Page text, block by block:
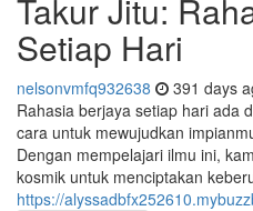
Takur Jitu:
Setiap Hari
nelsonvmfq932638 391 days
Rahasia berjaya setiap hari ada
cara untuk mewujudkan
Dengan mempelajari ilmu ini,
kosmik untuk menciptakan
https://